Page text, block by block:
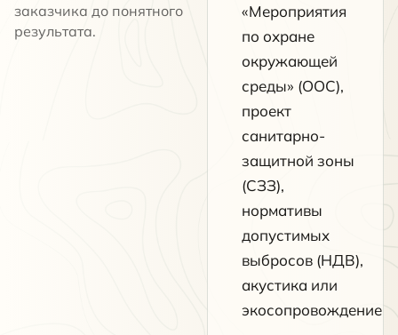
заказчика до понятного
результата.
«Мероприятия
по охране
окружающей
среды» (ООС),
проект
санитарно-
защитной зоны
(СЗЗ),
нормативы
допустимых
выбросов (НДВ),
акустика или
экосопровождение